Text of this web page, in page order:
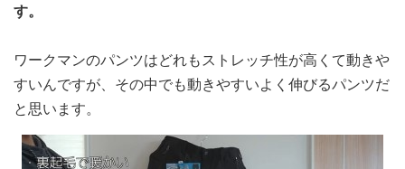
す。
ワークマンのパンツはどれもストレッチ性が高くて動きや
すいんですが、その中でも動きやすいよく伸びるパンツだ
と思います。